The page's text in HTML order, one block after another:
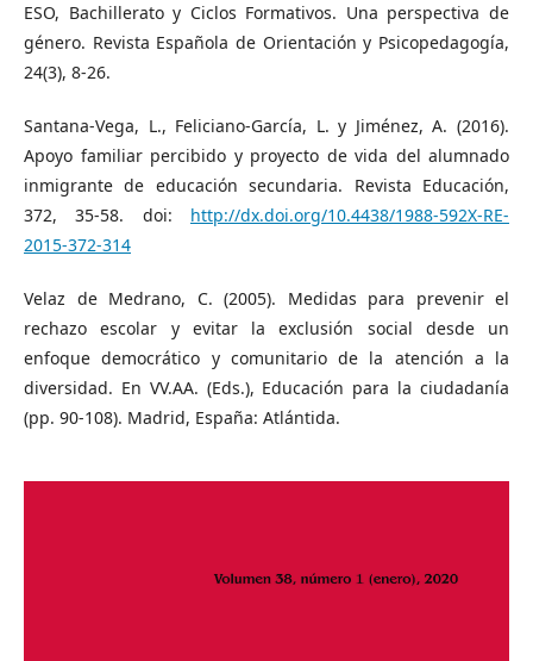
ESO, Bachillerato y Ciclos Formativos. Una perspectiva de
género. Revista Española de Orientación y Psicopedagogía,
24(3), 8-26.
Santana-Vega, L., Feliciano-García, L. y Jiménez, A. (2016).
Apoyo familiar percibido y proyecto de vida del alumnado
inmigrante de educación secundaria. Revista Educación,
372, 35-58. doi: http://dx.doi.org/10.4438/1988-592X-RE-
2015-372-314
Velaz de Medrano, C. (2005). Medidas para prevenir el
rechazo escolar y evitar la exclusión social desde un
enfoque democrático y comunitario de la atención a la
diversidad. En VV.AA. (Eds.), Educación para la ciudadanía
(pp. 90-108). Madrid, España: Atlántida.